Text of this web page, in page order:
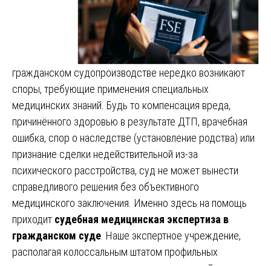
гражданском судопроизводстве нередко возникают
споры, требующие применения специальных
медицинских знаний. Будь то компенсация вреда,
причинённого здоровью в результате ДТП, врачебная
ошибка, спор о наследстве (установление родства) или
признание сделки недействительной из-за
психического расстройства, суд не может вынести
справедливого решения без объективного
медицинского заключения. Именно здесь на помощь
приходит судебная медицинская экспертиза в
гражданском суде . Наше экспертное учреждение,
располагая колоссальным штатом профильных